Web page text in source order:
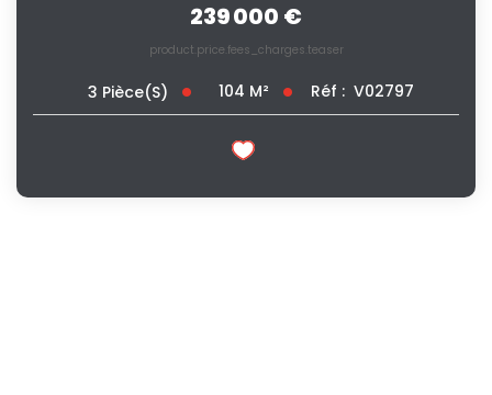
239 000 €
product.price.fees_charges.teaser
3 Pièce(s) 104 M² Réf : V02797